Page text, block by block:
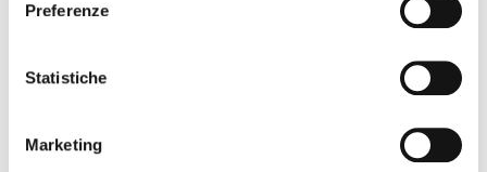
Preferenze
Statistiche
Marketing
D3
PIAZZA